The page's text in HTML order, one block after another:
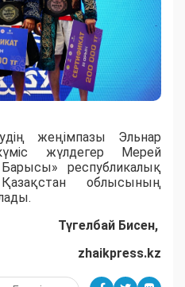
жеңімпазы Эльнар
жүлдегер Мерей
Барысы» республикалық
облысының
Түгелбай Бисен,
zhaikpress.kz